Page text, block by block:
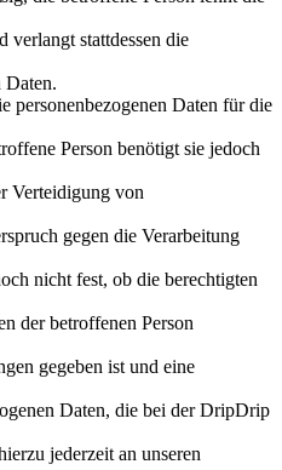
verlangt stattdessen die
Daten.
personenbezogenen Daten für die
Person benötigt sie jedoch
Verteidigung von
gegen die Verarbeitung
nicht fest, ob die berechtigten
der betroffenen Person
gegeben ist und eine
Daten, die bei der DripDrip
jederzeit an unseren